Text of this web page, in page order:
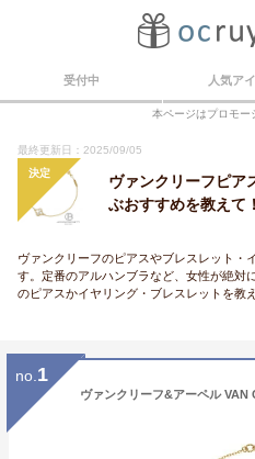
受付中 人気ア
本ページはプロモー
最終更新日：2025/09/05
決定
ヴァンクリーフピア
ぶおすすめを教えて！
ヴァンクリーフのピアスやブレスレット・
す。定番のアルハンブラなど、女性が絶対
のピアスかイヤリング・ブレスレットを教
no. 1